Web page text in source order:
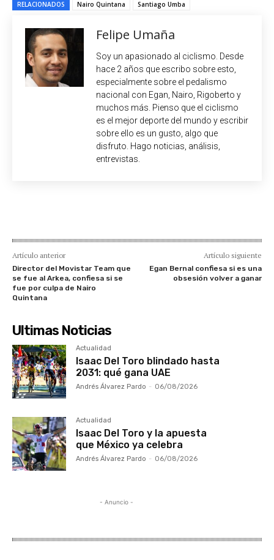
RELACIONADOS Nairo Quintana Santiago Umba
Felipe Umaña
Soy un apasionado al ciclismo. Desde
hace 2 años que escribo sobre esto,
especialmente sobre el pedalismo
nacional con Egan, Nairo, Rigoberto y
muchos más. Pienso que el ciclismo
es el mejor deporte del mundo y escribir
sobre ello es un gusto, algo que
disfruto. Hago noticias, análisis,
entrevistas.
Artículo anterior
Director del Movistar Team que
se fue al Arkea, confiesa si se
fue por culpa de Nairo
Quintana
Artículo siguiente
Egan Bernal confiesa si es una
obsesión volver a ganar
Ultimas Noticias
Actualidad
Isaac Del Toro blindado hasta
2031: qué gana UAE
Andrés Álvarez Pardo - 06/08/2026
Actualidad
Isaac Del Toro y la apuesta
que México ya celebra
Andrés Álvarez Pardo - 06/08/2026
- Anuncio -